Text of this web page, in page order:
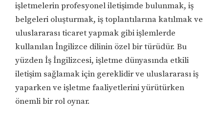
işletmelerin profesyonel iletişimde bulunmak, iş
belgeleri oluşturmak, iş toplantılarına katılmak ve
uluslararası ticaret yapmak gibi işlemlerde
kullanılan İngilizce dilinin özel bir türüdür. Bu
yüzden İş İngilizcesi, işletme dünyasında etkili
iletişim sağlamak için gereklidir ve uluslararası iş
yaparken ve işletme faaliyetlerini yürütürken
önemli bir rol oynar.